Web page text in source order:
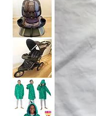
Extend2Fit
Platinum
in-
1
10
Years
Convertible
Car
Seat
Child
Purpl
Baby
Trend
Expedition
Jogger
Travel
System
Stroller